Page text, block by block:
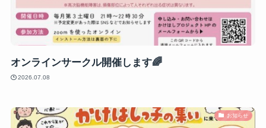
オンラインサークル開催します🌈
2026.07.08
お知らせ